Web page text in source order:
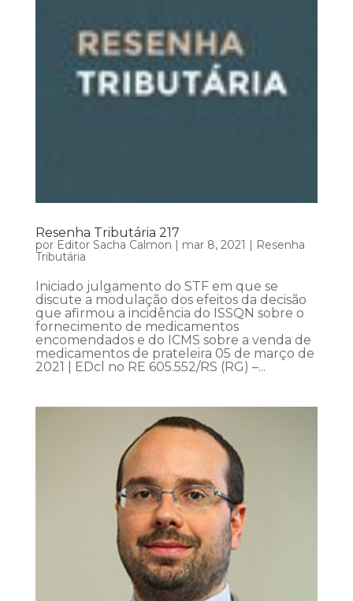
Resenha Tributária 217
por Editor Sacha Calmon | mar 8, 2021 | Resenha
Tributária
Iniciado julgamento do STF em que se
discute a modulação dos efeitos da decisão
que afirmou a incidência do ISSQN sobre o
fornecimento de medicamentos
encomendados e do ICMS sobre a venda de
medicamentos de prateleira 05 de março de
2021 | EDcl no RE 605.552/RS (RG) –...